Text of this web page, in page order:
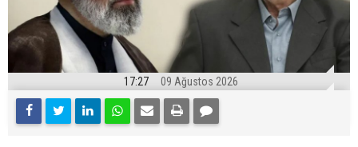
17:27 09 Ağustos 2026